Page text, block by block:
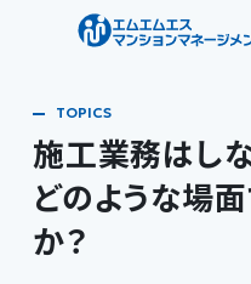
施工業務はし
どのような場
か？